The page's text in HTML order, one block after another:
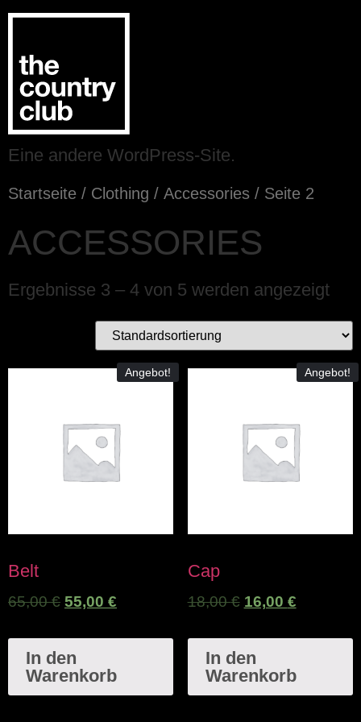
Eine andere WordPress-Site.
Startseite / Clothing / Accessories / Seite 2
ACCESSORIES
Ergebnisse 3 – 4 von 5 werden angezeigt
Angebot!
Belt
65,00€ 55,00 €
In den
Warenkorb
Angebot!
Cap
18,00€ 16,00 €
In den
Warenkorb